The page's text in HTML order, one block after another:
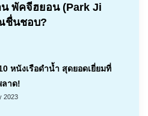
น พัคจีฮยอน (Park Ji
ชื่นชอบ?
หนังเรือดำน้ำ สุดยอดเยี่ยมที่
าด!
2023